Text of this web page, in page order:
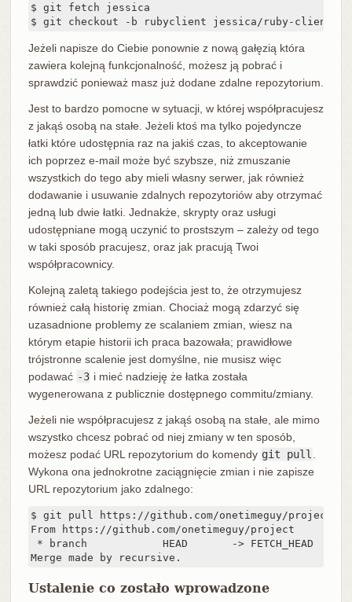
$ git fetch jessica
$ git checkout -b rubyclient jessica/ruby-client
Jeżeli napisze do Ciebie ponownie z nową gałęzią która
zawiera kolejną funkcjonalność, możesz ją pobrać i
sprawdzić ponieważ masz już dodane zdalne repozytorium.
Jest to bardzo pomocne w sytuacji, w której współpracujesz
z jakąś osobą na stałe. Jeżeli ktoś ma tylko pojedyncze
łatki które udostępnia raz na jakiś czas, to akceptowanie
ich poprzez e-mail może być szybsze, niż zmuszanie
wszystkich do tego aby mieli własny serwer, jak również
dodawanie i usuwanie zdalnych repozytoriów aby otrzymać
jedną lub dwie łatki. Jednakże, skrypty oraz usługi
udostępniane mogą uczynić to prostszym – zależy od tego
w taki sposób pracujesz, oraz jak pracują Twoi
współpracownicy.
Kolejną zaletą takiego podejścia jest to, że otrzymujesz
również całą historię zmian. Chociaż mogą zdarzyć się
uzasadnione problemy ze scalaniem zmian, wiesz na
którym etapie historii ich praca bazowała; prawidłowe
trójstronne scalenie jest domyślne, nie musisz więc
podawać -3 i mieć nadzieję że łatka została
wygenerowana z publicznie dostępnego commitu/zmiany.
Jeżeli nie współpracujesz z jakąś osobą na stałe, ale mimo
wszystko chcesz pobrać od niej zmiany w ten sposób,
możesz podać URL repozytorium do komendy git pull
Wykona ona jednokrotne zaciągnięcie zmian i nie zapisze
URL repozytorium jako zdalnego:
$ git pull https://github.com/onetimeguy/project
From https://github.com/onetimeguy/project
* branch            HEAD       -> FETCH_HEAD
Merge made by recursive.
Ustalenie co zostało wprowadzone